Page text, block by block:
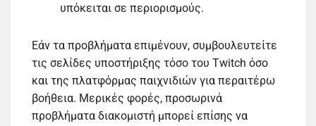
υπόκειται σε περιορισμούς.
Εάν τα προβλήματα επιμένουν, συμβουλευτείτε
τις σελίδες υποστήριξης τόσο του Twitch όσο
και της πλατφόρμας παιχνιδιών για περαιτέρω
βοήθεια. Μερικές φορές, προσωρινά
προβλήματα διακομιστή μπορεί επίσης να